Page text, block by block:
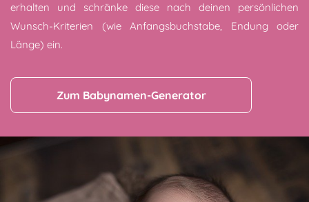
erhalten und schränke diese nach deinen persönlichen
Wunsch-Kriterien (wie Anfangsbuchstabe, Endung oder
Länge) ein.
Zum Babynamen-Generator